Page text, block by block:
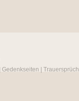
Gedenkseiten